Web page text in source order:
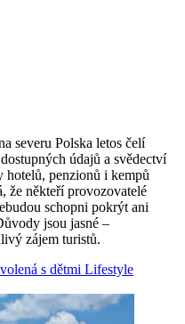
severu Polska letos čelí
údajů a svědectví
hotelů, penzionů i kempů
že někteří provozovatelé
schopni pokrýt ani
jsou jasné –
zájem turistů.
s dětmi Lifestyle